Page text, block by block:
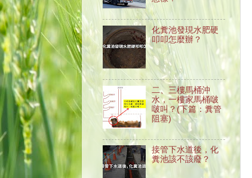
化糞池發現水肥硬
叩叩怎麼辦？
二、三樓馬桶沖
水，一樓家馬桶啵
啵叫？(下篇：糞管
阻塞)
接管下水道後，化
糞池該不該廢？